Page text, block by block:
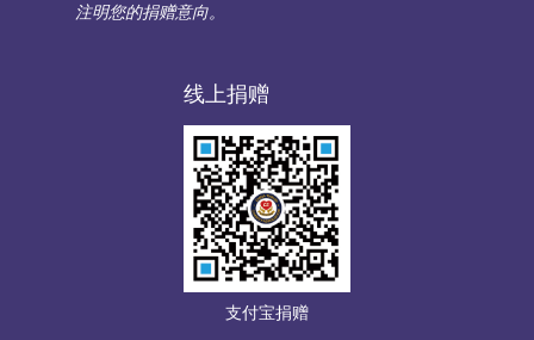
注明您的捐赠意向。
线上捐赠
支付宝捐赠